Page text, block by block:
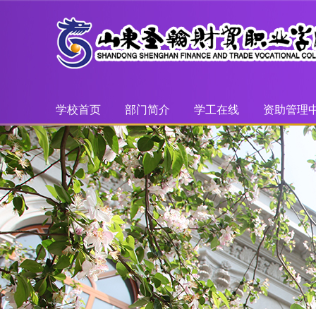
学校首页 部门简介 学工在线 资助管理